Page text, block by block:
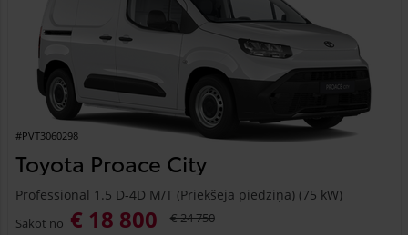
#PVT3060298
Toyota Proace City
Professional 1.5 D-4D M/T (Priekšējā piedziņa) (75 kW)
Sākot no € 18 800 € 24 750